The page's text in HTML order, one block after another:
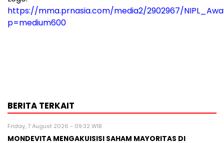
https://mma.prnasia.com/media2/2902967/
p=medium600
BERITA TERKAIT
Friday, 7 August 2026 - 09:32 WIB
MONDEVITA MENGAKUISISI SAHAM MAYORITAS DI